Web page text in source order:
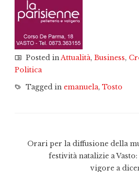
Posted inAttualità, Business,
Politica
Tagged in emanuela, Tosto
Orari per la diffusione della
festività natalizie a
vigore a